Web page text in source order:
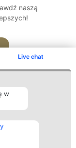
Live chat
w
naszą
Kontakt
Kontakt